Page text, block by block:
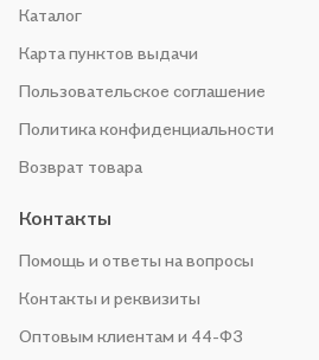
Каталог
Карта пунктов выдачи
Пользовательское соглашение
Политика конфиденциальности
Возврат товара
Контакты
Помощь и ответы на вопросы
Контакты и реквизиты
Оптовым клиентам и 44-ФЗ